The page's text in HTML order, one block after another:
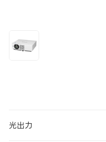
光出力